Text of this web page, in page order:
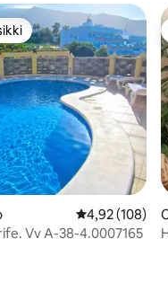
parhaimmistoa
4,92 (108)
Vv A-38-4.0007165